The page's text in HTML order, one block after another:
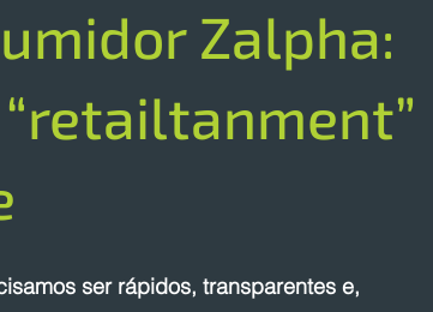
Zalpha:
ser rápidos, transparentes e,